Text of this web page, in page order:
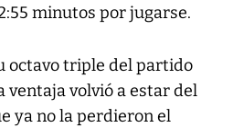
minutos por jugarse.
octavo triple del partido
ventaja volvió a estar del
ya no la perdieron el